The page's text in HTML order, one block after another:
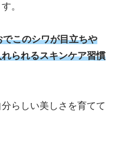
。
このシワが目立ちや
られるスキンケア習慣
らしい美しさを育てて